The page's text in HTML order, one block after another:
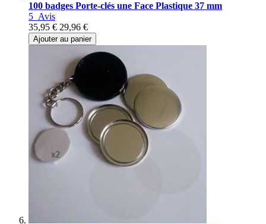
100 badges Porte-clés une Face Plastique 37 mm
5 Avis
35,95 € 29,96 €
Ajouter au panier